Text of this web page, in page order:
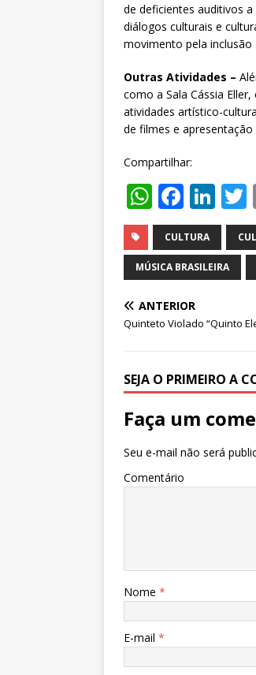
de deficientes auditivos
diálogos culturais e
movimento pela inclusão
Outras Atividades –
como a Sala Cássia
atividades artístico-
de filmes e
Compartilhar:
W
h
at
s
A
p
F
a
c
e
b
o
k
Li
n
k
e
n
CULTURA
MÚSICA BRASILEIRA
ANTERIOR
Quinteto Violado “Quinto
SEJA O PRIMEIRO A
Faça um
Seu e-mail não será
Comentário
Nome *
E-mail *